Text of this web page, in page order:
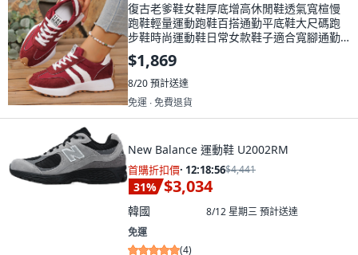
復古老爹鞋女鞋厚底增高休閒鞋透氣寬楦慢
跑鞋輕量運動跑鞋百搭通勤平底鞋大尺碼跑
步鞋時尚運動鞋日常女款鞋子適合寬腳通勤
逛街日常休閒輕度運動
$1,869
8/20預計送達
免運 ∙ 免費退貨
New Balance 運動鞋 U2002RM
首購折扣價· 12:18:55$4,441
31% $3,034
韓國 8/12 星期三預計送達
免運
(4)